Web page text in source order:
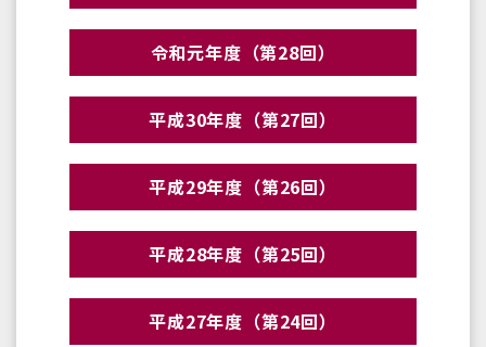
令和元年度（第28回）
平成30年度（第27回）
平成29年度（第26回）
平成28年度（第25回）
平成27年度（第24回）